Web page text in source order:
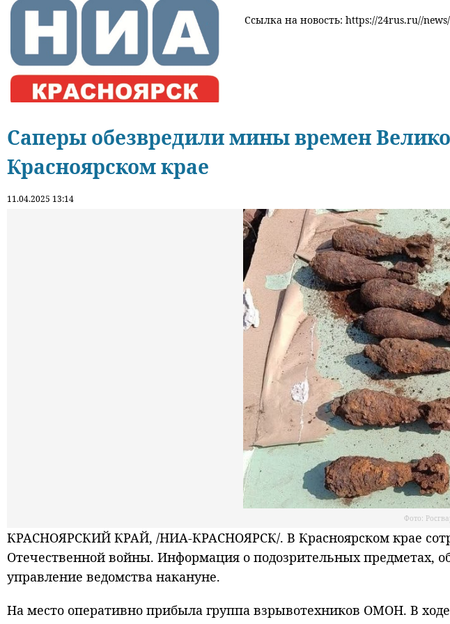
Ссылка на новость: https://24rus.ru//
Саперы обезвредили мины времен
Красноярском крае
11.04.2025 13:14
Фото:
КРАСНОЯРСКИЙ КРАЙ, /НИА-КРАСНОЯРСК/. В Красноярском крае
Отечественной войны. Информация о подозрительных предметах,
управление ведомства накануне.
На место оперативно прибыла группа взрывотехников ОМОН. В